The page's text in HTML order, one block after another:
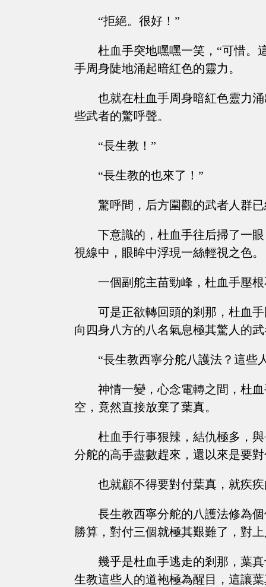
“拒絕。很好！”
杜血手突地嘿嘿一笑，“可惜。
手周身陡地涌起暗紅色的靈力。
也就在杜血手周身暗紅色靈力
些武者的驚呼聲。
“長生教！”
“長生教的也來了！”
驚呼間，后方圍觀的武者人群
下意識的，杜血手往后掃了一
視線中，眼眸中浮現一絲輕視之色。
一個副舵主苗勁峰，杜血手壓
可是正欲轉回頭的剎那，杜血
向四身八方的八名氣息極其驚人的
“長生教西寧分舵八護法？這些
神情一變，心念電轉之間，杜
空，竟然直接放棄了葉真。
杜血手行事狠辣，結仇極多，
分舵的高手盡數趕來，還以來是要
也就顧不得要對付葉真，就疾
長生教西寧分舵的八護法修為
勝算，對付三個就極其艱難了，對
幾乎是杜血手逃走的剎那，葉
生教這些人的道袍極為醒目，這讓